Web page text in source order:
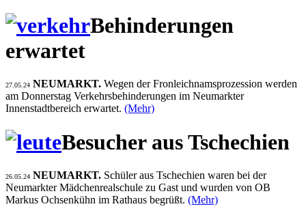
Behinderungen
erwartet
27.05.24 NEUMARKT. Wegen der Fronleichnamsprozession werden
am Donnerstag Verkehrsbehinderungen im Neumarkter
Innenstadtbereich erwartet. (Mehr)
Besucher aus Tschechien
26.05.24 NEUMARKT. Schüler aus Tschechien waren bei der
Neumarkter Mädchenrealschule zu Gast und wurden von OB
Markus Ochsenkühn im Rathaus begrüßt. (Mehr)